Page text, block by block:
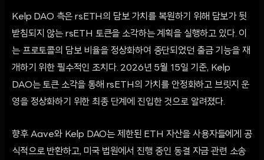
Kelp DAO 측은 rsETH의 담보 가치를 복원하기 위해 담보가 뒷
받침되지 않는 rsETH 토큰을 소각하는 계획을 실행하고 있다. 이
는 프로토콜의 담보 비율을 정상화하여 중단되었던 출금 기능을 재
개하기 위한 필수적인 조치다. 2026년 5월 15일 기준, Kelp
DAO는 토큰 소각을 통해 rsETH의 가치를 안정화하고 브릿지 운
영을 정상화하기 위한 최종 단계에 진입한 것으로 알려졌다.
향후 Aave와 Kelp DAO는 제한된 ETH 자산을 사용자들에게 공
식적으로 반환하고, 미국 법원에서 진행 중인 동결 자금 관련 소송